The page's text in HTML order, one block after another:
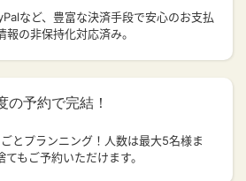
など、豊富な決済手段で安心のお支払
の非保持化対応済み。
の予約で完結！
とプランニング！人数は最大5名様ま
もご予約いただけます。